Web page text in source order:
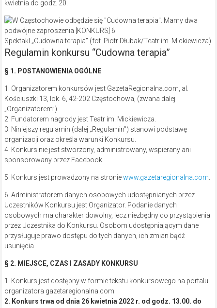
kwietnia do godz. 20.
Spektakl „Cudowna terapia” (fot. Piotr Dłubak/Teatr im. Mickiewicza)
Regulamin konkursu “Cudowna terapia”
§ 1. POSTANOWIENIA OGÓLNE
1. Organizatorem konkursów jest GazetaRegionalna.com, al.
Kościuszki 13, lok. 6, 42-202 Częstochowa, (zwana dalej
„Organizatorem”).
2. Fundatorem nagrody jest Teatr im. Mickiewicza.
3. Niniejszy regulamin (dalej „Regulamin”) stanowi podstawę
organizacji oraz określa warunki Konkursu.
4. Konkurs nie jest stworzony, administrowany, wspierany ani
sponsorowany przez Facebook.
5. Konkurs jest prowadzony na stroniewww.gazetaregionalna.com
6. Administratorem danych osobowych udostępnianych przez
Uczestników Konkursu jest Organizator. Podanie danych
osobowych ma charakter dowolny, lecz niezbędny do przystąpienia
przez Uczestnika do Konkursu. Osobom udostępniającym dane
przysługuje prawo dostępu do tych danych, ich zmian bądź
usunięcia.
§ 2. MIEJSCE, CZAS I ZASADY KONKURSU
1. Konkurs jest dostępny w formie tekstu konkursowego na portalu
organizatora gazetaregionalna.com
2. Konkurs trwa od dnia 26 kwietnia 2022 r. od godz. 13.00. do